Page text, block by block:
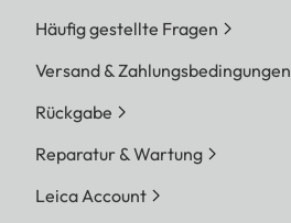
Häufig gestellte Fragen
Versand & Zahlungsbedingungen
Rückgabe
Reparatur & Wartung
Leica Account